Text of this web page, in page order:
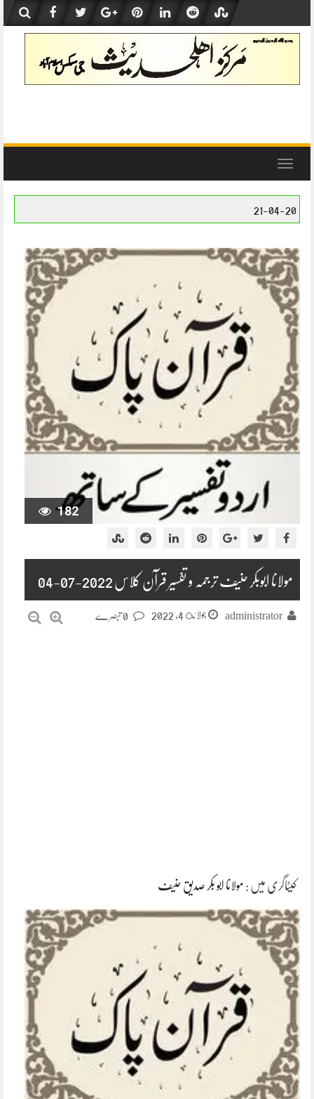
content
Toggle
182
مولانا ابوبکر حنیف ترجمہ و تفسیر قرآن کلاس 2022-07-04
administrator جولائ 4, 2022
کیٹاگری میں : مولانا ابو بکر صدیق حنیف